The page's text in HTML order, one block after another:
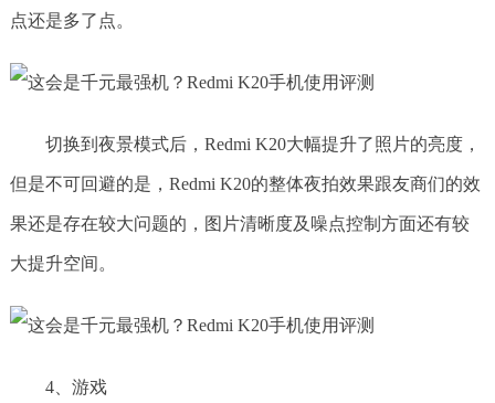
点还是多了点。
切换到夜景模式后，Redmi K20大幅提升了照片的亮度，
但是不可回避的是，Redmi K20的整体夜拍效果跟友商们的效
果还是存在较大问题的，图片清晰度及噪点控制方面还有较
大提升空间。
4、游戏